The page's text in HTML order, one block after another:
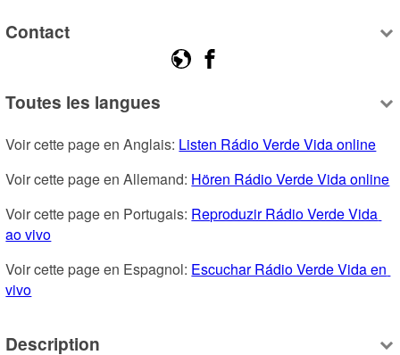
Contact
Toutes les langues
Voir cette page en Anglais: Listen Rádio Verde Vida online
Voir cette page en Allemand: Hören Rádio Verde Vida online
Voir cette page en Portugais: Reproduzir Rádio Verde Vida
ao vivo
Voir cette page en Espagnol: Escuchar Rádio Verde Vida en
vivo
Description